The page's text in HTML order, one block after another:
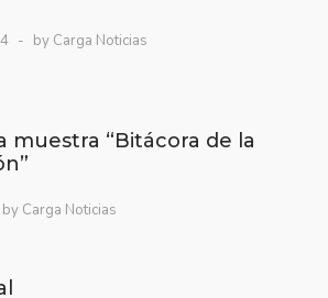
by Carga Noticias
muestra “Bitácora de la
by Carga Noticias